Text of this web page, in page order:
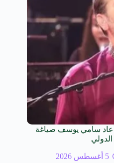
سامي يوسف صياغة
5 أغسطس 2026